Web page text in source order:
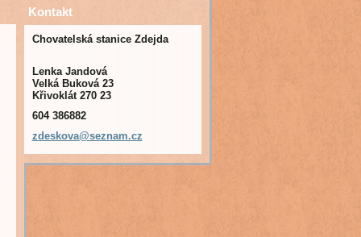
Kontakt
Chovatelská stanice Zdejda
Lenka Jandová
Velká Buková 23
Křivoklát 270 23
604 386882
zdeskova@seznam.cz